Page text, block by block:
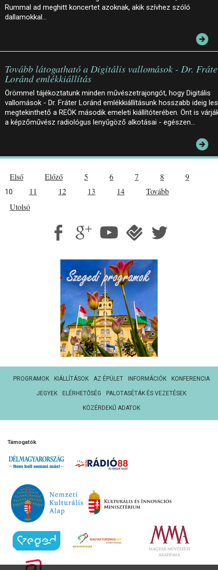
Rummal ad meghitt koncertet azoknak, akik szívhez szóló
dallamokkal…
Tovább látogatható a Digitális vallomások - Dr.
Loránd emlékkiállítás
Örömmel tájékoztatunk minden művészetrajongót, hogy Digitális
vallomások - Dr. Fráter Loránd emlékkiállításunk hosszabb ideig
megtekinthető a REÖK második emeleti kiállítóterében. Önt is
a képzőművész radiológus lenyűgöző alkotásai - egészen…
Első Előző 5 6 7 8 9
10 11 12 13 14
Tovább
Utolsó
PROGRAMOK KIÁLLÍTÁSOK AZ ÉPÜLET INFORMÁCIÓK KONFERENCIA
JEGYEK ELÉRHETŐSÉG PALOTASÉTÁK ÉS VEZETÉSEK
KÖZÉRDEKŰ ADATOK
Támogatók